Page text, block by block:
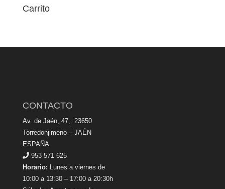
Carrito
CONTACTO
Av. de Jaén, 47, 23650
Torredonjimeno – JAÉN
ESPAÑA
953 571 625
Horario: Lunes a viernes de
10:00 a 13:30 – 17:00 a 20:30h